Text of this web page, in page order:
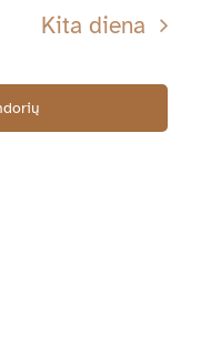
and
Views
Kita diena